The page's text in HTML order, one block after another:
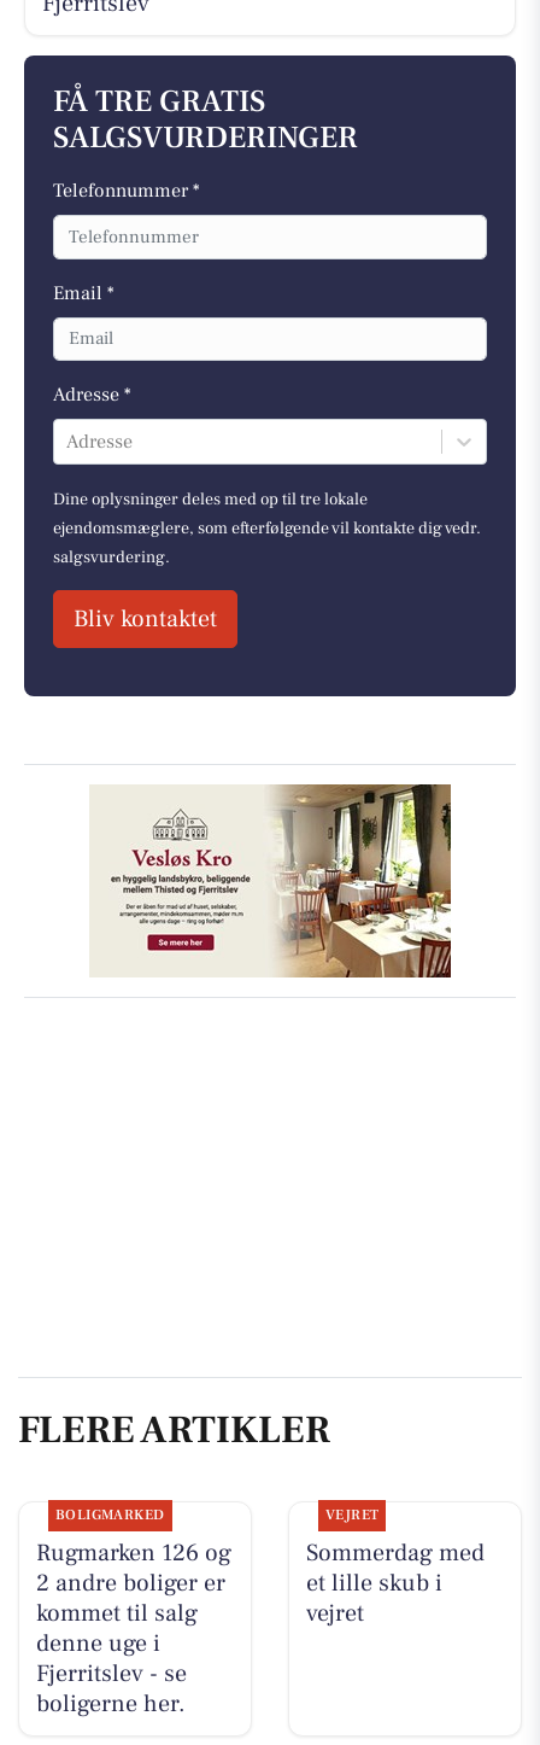
FÅ TRE GRATIS
SALGSVURDERINGER
Telefonnummer *
Email *
Adresse *
Adresse
Dine oplysninger deles med op til tre lokale
ejendomsmæglere, som efterfølgende vil kontakte dig vedr.
salgsvurdering.
Bliv kontaktet
FLERE ARTIKLER
BOLIGMARKED
Rugmarken 126 og
2 andre boliger er
kommet til salg
denne uge i
Fjerritslev - se
boligerne her.
VEJRET
Sommerdag med
et lille skub i
vejret